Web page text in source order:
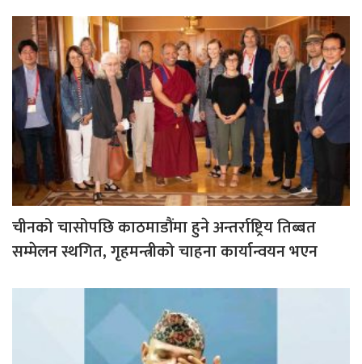
चीनको चासोपछि काठमाडौंमा हुने अन्तर्राष्ट्रिय तिब्बत
सम्मेलन स्थगित, गृहमन्त्रीको चाहना कार्यान्वयन भएन